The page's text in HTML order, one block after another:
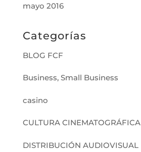
mayo 2016
Categorías
BLOG FCF
Business, Small Business
casino
CULTURA CINEMATOGRÁFICA
DISTRIBUCIÓN AUDIOVISUAL